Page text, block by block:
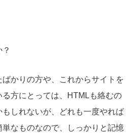
かりの方や、これからサイトを
方にとっては、HTMLも絡むの
しれないが、どれも一度やれば
なものなので、しっかりと記憶